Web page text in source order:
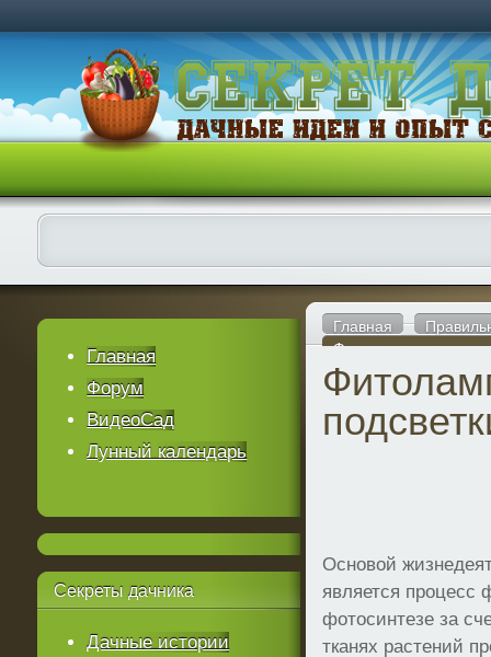
Главная
Фитолампы для
Основой
является процесс
фотосинтезе за
тканях растений
Главная
Форум
ВидеоСад
Лунный календарь
Секреты дачника
Дачные истории